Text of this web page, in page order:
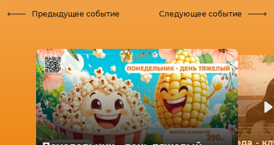
Предыдущее событие Следующее событие
Среда -